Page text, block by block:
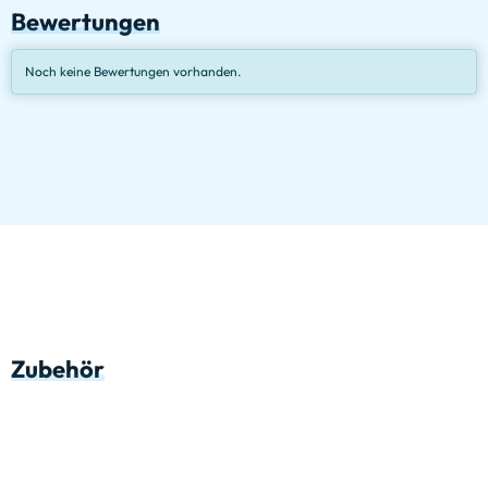
Bewertungen
Noch keine Bewertungen vorhanden.
Zubehör